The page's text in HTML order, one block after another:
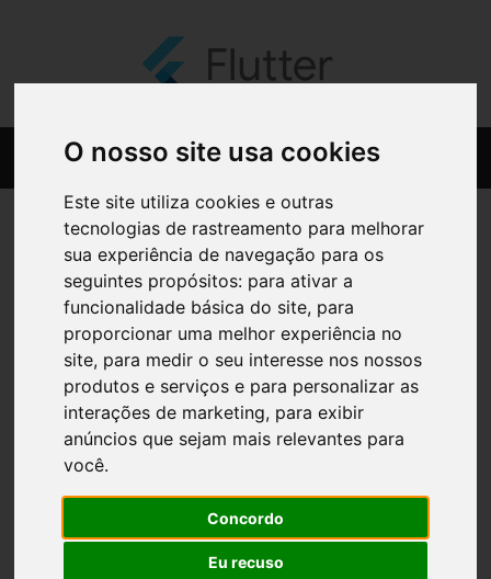
O nosso site usa cookies
Este site utiliza cookies e outras
tecnologias de rastreamento para melhorar
sua experiência de navegação para os
seguintes propósitos: para ativar a
funcionalidade básica do site, para
proporcionar uma melhor experiência no
site, para medir o seu interesse nos nossos
produtos e serviços e para personalizar as
interações de marketing, para exibir
anúncios que sejam mais relevantes para
você.
Concordo
Eu recuso